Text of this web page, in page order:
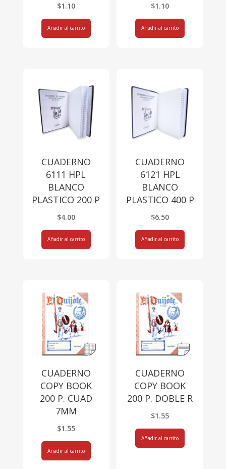
$1.10
Añadir al carrito
$1.10
Añadir al carrito
CUADERNO
6111 HPL
BLANCO
PLASTICO 200 P
$4.00
Añadir al carrito
CUADERNO
6121 HPL
BLANCO
PLASTICO 400 P
$6.50
Añadir al carrito
CUADERNO
COPY BOOK
200 P. CUAD
7MM
$1.55
Añadir al carrito
CUADERNO
COPY BOOK
200 P. DOBLE R
$1.55
Añadir al carrito